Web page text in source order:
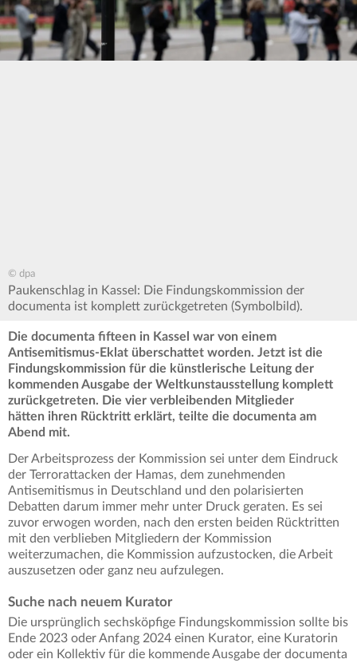
© dpa
Paukenschlag in Kassel: Die Findungskommission der
documenta ist komplett zurückgetreten (Symbolbild).
Die documenta fifteen in Kassel war von einem
Antisemitismus-Eklat überschattet worden. Jetzt ist die
Findungskommission für die künstlerische Leitung der
kommenden Ausgabe der Weltkunstausstellung komplett
zurückgetreten. Die vier verbleibenden Mitglieder
hätten ihren Rücktritt erklärt, teilte die documenta am
Abend mit.
Der Arbeitsprozess der Kommission sei unter dem Eindruck
der Terrorattacken der Hamas, dem zunehmenden
Antisemitismus in Deutschland und den polarisierten
Debatten darum immer mehr unter Druck geraten. Es sei
zuvor erwogen worden, nach den ersten beiden Rücktritten
mit den verblieben Mitgliedern der Kommission
weiterzumachen, die Kommission aufzustocken, die Arbeit
auszusetzen oder ganz neu aufzulegen.
Suche nach neuem Kurator
Die ursprünglich sechsköpfige Findungskommission sollte bis
Ende 2023 oder Anfang 2024 einen Kurator, eine Kuratorin
oder ein Kollektiv für die kommende Ausgabe der documenta